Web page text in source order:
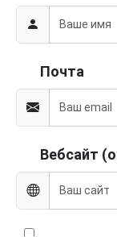
Почта
Вебсайт